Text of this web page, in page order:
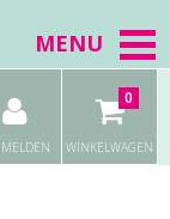
MENU
WINKELWAGEN
0